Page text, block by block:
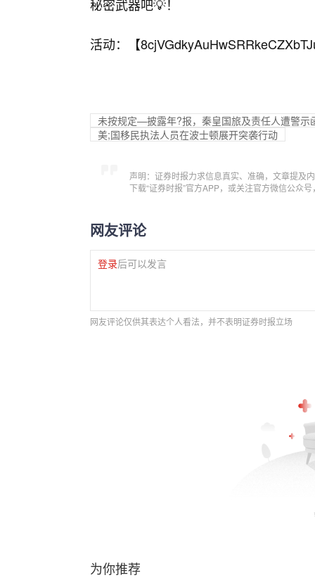
秘密武器吧💡！
活动：【
未按规定—披露年?报，秦皇国旅及责任人遭警示
美;国移民执法人员在波士顿展开突袭行动
声明：证券时报力求信息真实、准确，文章提及
下载“证券时报”官方APP，或关注官方微信公众
网友评论
登录后可以发言
网友评论仅供其表达个人看法，并不表明证券时报立场
为你推荐